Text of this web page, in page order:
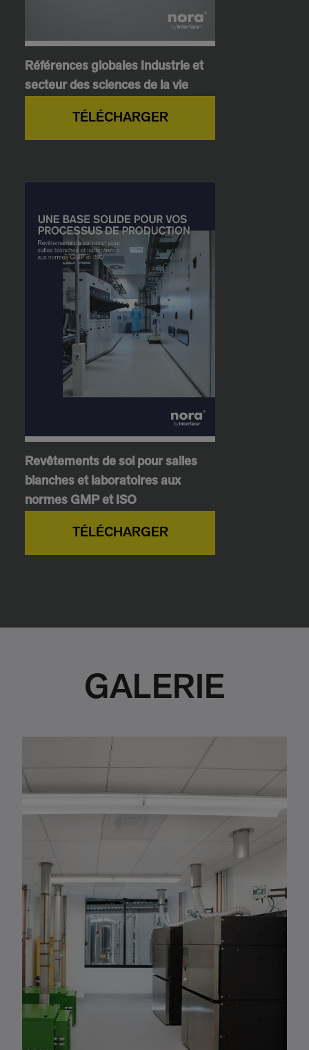
Références globales Industrie et
secteur des sciences de la vie
TÉLÉCHARGER
Revêtements de sol pour salles
blanches et laboratoires aux
normes GMP et ISO
TÉLÉCHARGER
GALERIE